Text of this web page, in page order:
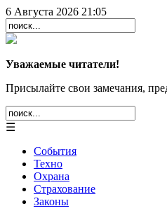
6 Августа 2026 21:05
Уважаемые читатели!
Присылайте свои замечания,
☰
События
Техно
Охрана
Страхование
Законы